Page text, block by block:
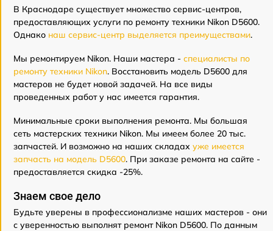
В Краснодаре существует множество сервис-центров,
предоставляющих услуги по ремонту техники Nikon D5600.
Однако наш сервис-центр выделяется преимуществами.
Мы ремонтируем Nikon. Наши мастера - специалисты по
ремонту техники Nikon. Восстановить модель D5600 для
мастеров не будет новой задачей. На все виды
проведенных работ у нас имеется гарантия.
Минимальные сроки выполнения ремонта. Мы большая
сеть мастерских техники Nikon. Мы имеем более 20 тыс.
запчастей. И возможно на наших складах уже имеется
запчасть на модель D5600. При заказе ремонта на сайте -
предоставляется скидка -25%.
Знаем свое дело
Будьте уверены в профессионализме наших мастеров - они
с уверенностью выполнят ремонт Nikon D5600. По данным